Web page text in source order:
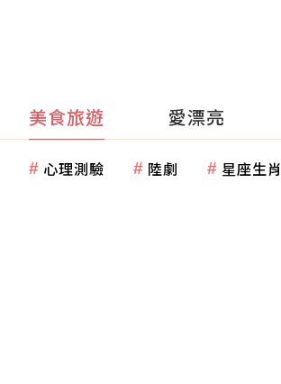
美食旅遊 愛漂亮
心理測驗 陸劇 星座生肖